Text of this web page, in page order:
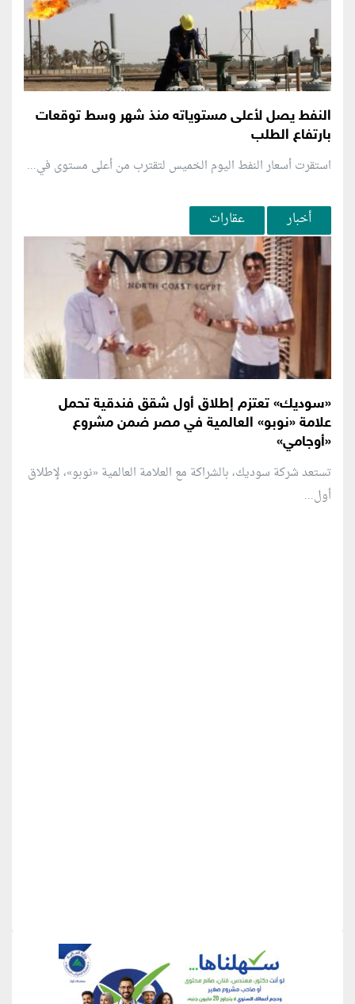
النفط يصل لأعلى مستوياته منذ شهر وسط توقعات
بارتفاع الطلب
استقرت أسعار النفط اليوم الخميس لتقترب من أعلى مستوى في...
أخبار عقارات
«سوديك» تعتزم إطلاق أول شقق فندقية تحمل
علامة «نوبو» العالمية في مصر ضمن مشروع
«أوجامي»
تستعد شركة سوديك، بالشراكة مع العلامة العالمية «نوبو»، لإطلاق
أول...
منطقة إعلانية